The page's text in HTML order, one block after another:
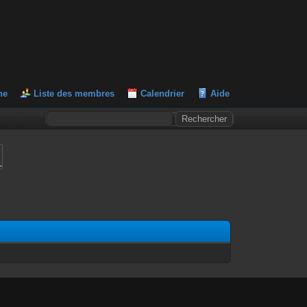
Liste des membres Calendrier Aide